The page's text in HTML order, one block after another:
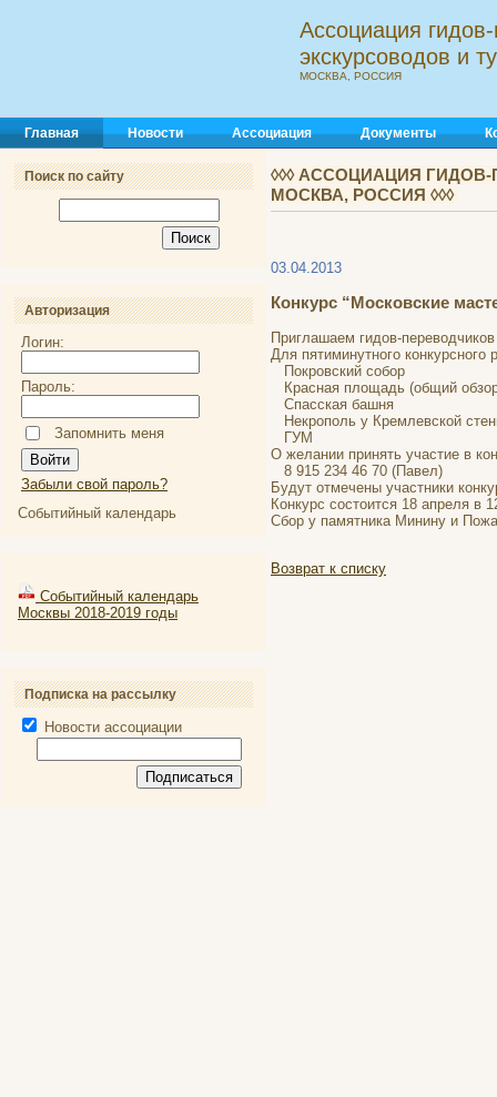
Ассоциация
экскурсоводов и
МОСКВА, РОССИЯ
Главная Новости Ассоциация Документы
Поиск по сайту
Авторизация
Логин:
Пароль:
Запомнить меня
Забыли свой пароль?
Событийный календарь
Событийный календарь
Москвы 2018-2019 годы
Подписка на рассылку
Новости ассоциации
◊◊◊ АССОЦИАЦИЯ
МОСКВА, РОССИЯ ◊◊◊
03.04.2013
Конкурс “Московские
Приглашаем гидов-
Для пятиминутного
Покровский собор
Красная площадь (общий
Спасская башня
Некрополь у Кремлевской
ГУМ
О желании принять участие в
8 915 234 46 70 (Павел)
Будут отмечены участники
Конкурс состоится 18 апреля в
Сбор у памятника Минину и
Возврат к списку